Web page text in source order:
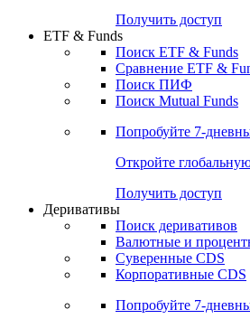
Попробуйте7-
Откройте
Получить доступ
ETF & Funds
Сравнение ETF &
Поиск Mutual Funds
Попробуйте7-
Откройте
Получить доступ
Деривативы
Валютные и